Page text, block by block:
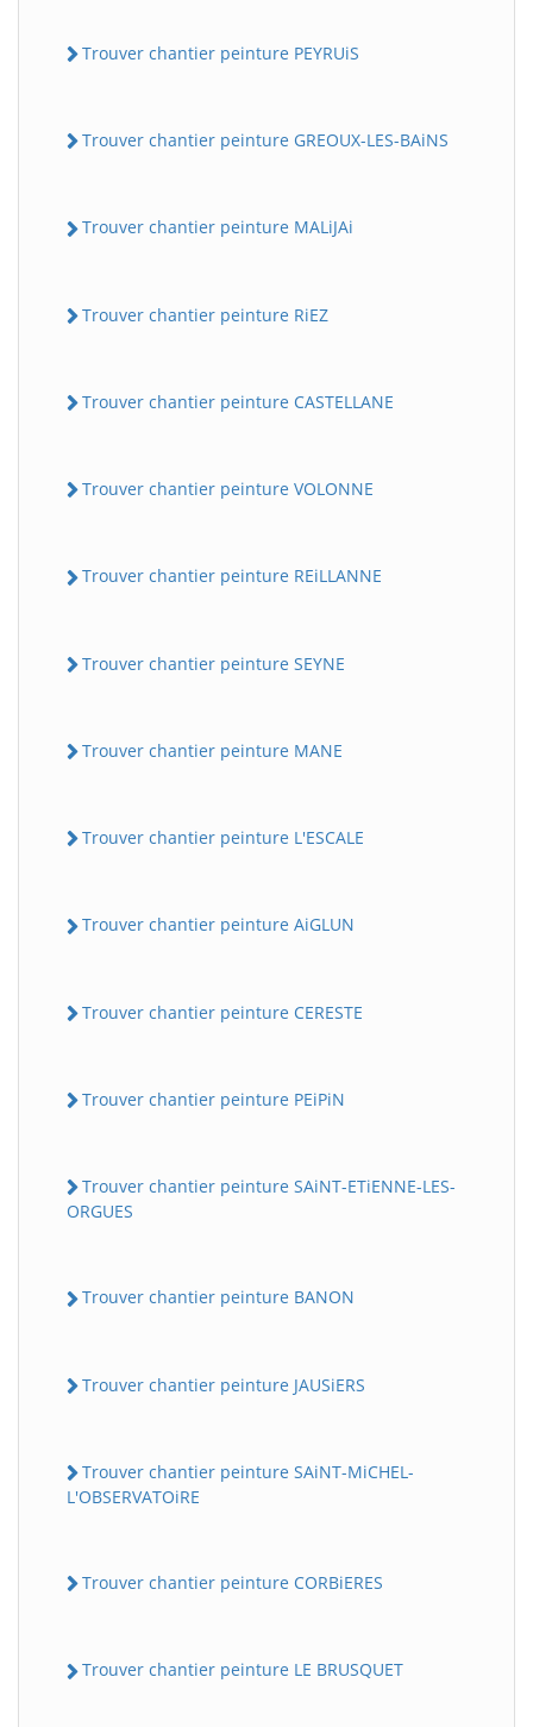
Trouver chantier peinture PEYRUiS
Trouver chantier peinture GREOUX-LES-BAiNS
Trouver chantier peinture MALiJAi
Trouver chantier peinture RiEZ
Trouver chantier peinture CASTELLANE
Trouver chantier peinture VOLONNE
Trouver chantier peinture REiLLANNE
Trouver chantier peinture SEYNE
Trouver chantier peinture MANE
Trouver chantier peinture L'ESCALE
Trouver chantier peinture AiGLUN
Trouver chantier peinture CERESTE
Trouver chantier peinture PEiPiN
Trouver chantier peinture SAiNT-ETiENNE-LES-
ORGUES
Trouver chantier peinture BANON
Trouver chantier peinture JAUSiERS
Trouver chantier peinture SAiNT-MiCHEL-
L'OBSERVATOiRE
Trouver chantier peinture CORBiERES
Trouver chantier peinture LE BRUSQUET